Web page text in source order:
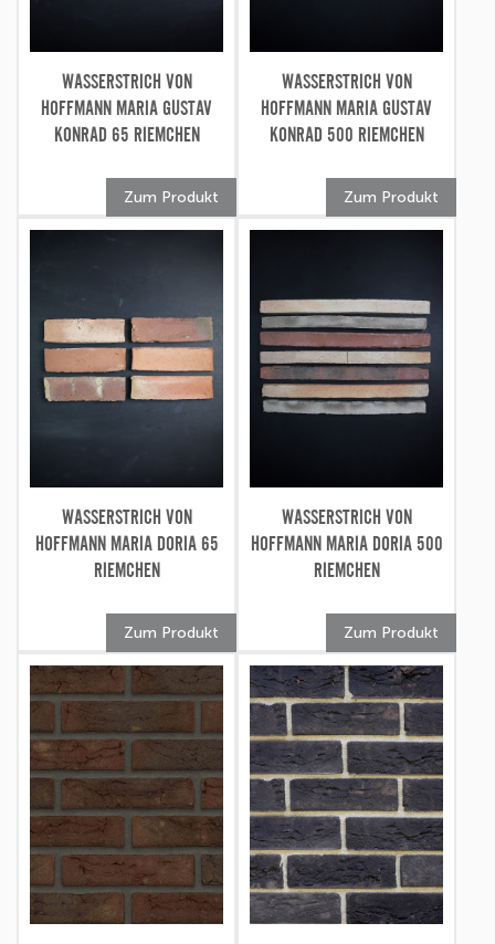
WASSERSTRICH VON
HOFFMANN MARIA GUSTAV
KONRAD 65 RIEMCHEN
Zum Produkt
WASSERSTRICH VON
HOFFMANN MARIA GUSTAV
KONRAD 500 RIEMCHEN
Zum Produkt
WASSERSTRICH VON
HOFFMANN MARIA DORIA 65
RIEMCHEN
Zum Produkt
WASSERSTRICH VON
HOFFMANN MARIA DORIA 500
RIEMCHEN
Zum Produkt